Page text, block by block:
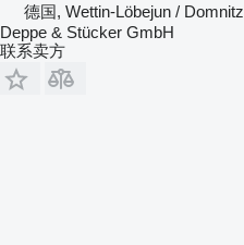
德国, Wettin-Löbejun / Domnitz
Deppe & Stücker GmbH
联系卖方